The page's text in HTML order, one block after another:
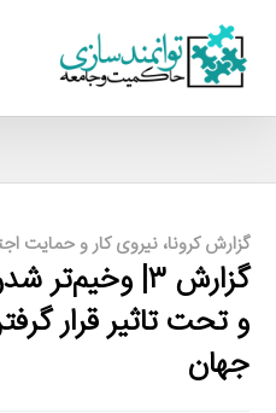
گزارش کرونا، نیروی کار و حمایت
گزارش ۳|
جهان